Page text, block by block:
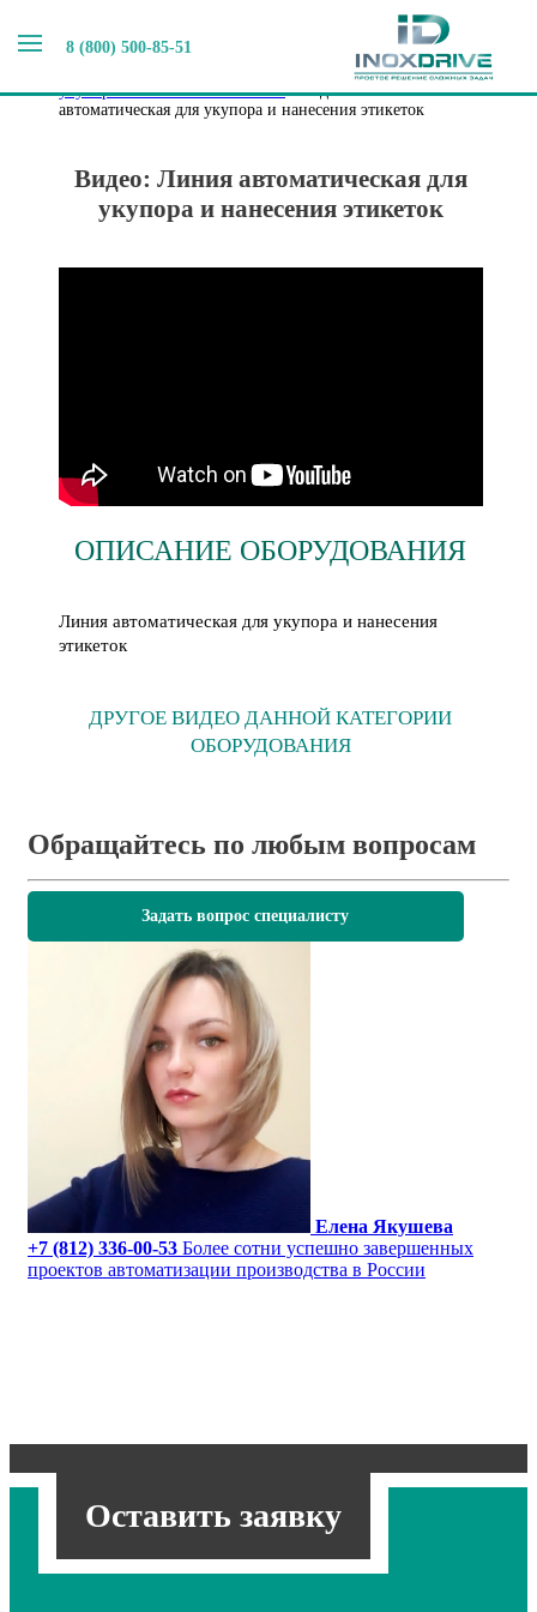
8 (800) 500-85-51
Главная > Видео выпускаемого оборудования > Видео
Термотрансферный принтер на автоматической линии
укупора и нанесения этикетки > Видео: Линия
автоматическая для укупора и нанесения этикеток
Видео: Линия автоматическая для
укупора и нанесения этикеток
ОПИСАНИЕ ОБОРУДОВАНИЯ
Линия автоматическая для укупора и нанесения
этикеток
ДРУГОЕ ВИДЕО ДАННОЙ КАТЕГОРИИ
ОБОРУДОВАНИЯ
Обращайтесь по любым вопросам
Задать вопрос специалисту
Елена Якушева
+7 (812) 336-00-53 Более сотни успешно завершенных
проектов автоматизации производства в России
Оставить заявку